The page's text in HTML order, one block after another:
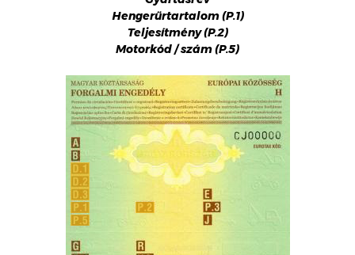
Hengerűrtartalom (P.1)
Teljesítmény (P.2)
Motorkód / szám (P.5)